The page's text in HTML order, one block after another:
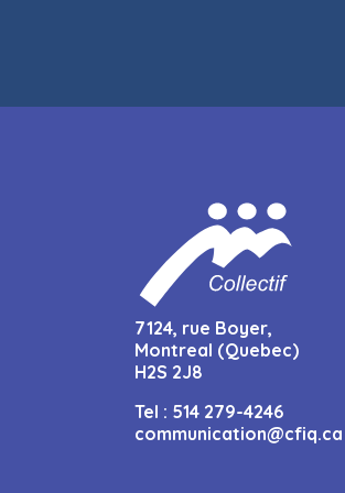
7124, rue Boyer,
Montreal (Quebec)
H2S 2J8
Tel : 514 279-4246
communication@cfiq.ca